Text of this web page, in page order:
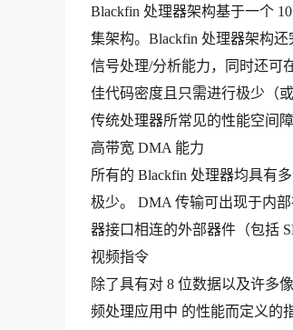
Blackfin 处理器架构基于一个
集架构。Blackfin 处理器架构
信号处理/分析能力，同时还可
佳代码密度且只需进行极少（
传统处理器所常见的性能空间障
高带宽 DMA 能力
所有的 Blackfin 处理器均具有
极少。 DMA 传输可出现于内
器接口相连的外部器件（包括
视频指令
除了具有对 8 位数据以及许多
频处理应用中 的性能而定义的